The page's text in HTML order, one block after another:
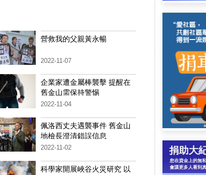
營救我的父親黃永暢
2022-11-07
企業家遭金屬棒襲擊 提醒在
舊金山需保持警惕
2022-11-04
佩洛西丈夫遇襲事件 舊金山
地檢長澄清錯誤信息
2022-11-02
科學家開展峽谷火災研究 以